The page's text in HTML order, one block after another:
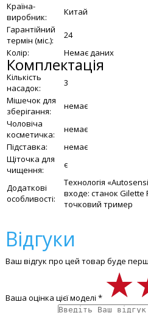
Країна-
виробник:
Китай
Гарантійний
термін (міс.):
24
Колір:
Немає даних
Комплектація
Кількість
насадок:
3
Мішечок для
зберігання:
немає
Чоловіча
косметичка:
немає
Підставка:
немає
Щіточка для
чищення:
є
Додаткові
особливості:
Технологія
входе: станок Gilette
точковий тример
Відгуки
Ваш відгук про цей товар буде
Ваша оцінка цієї моделі *